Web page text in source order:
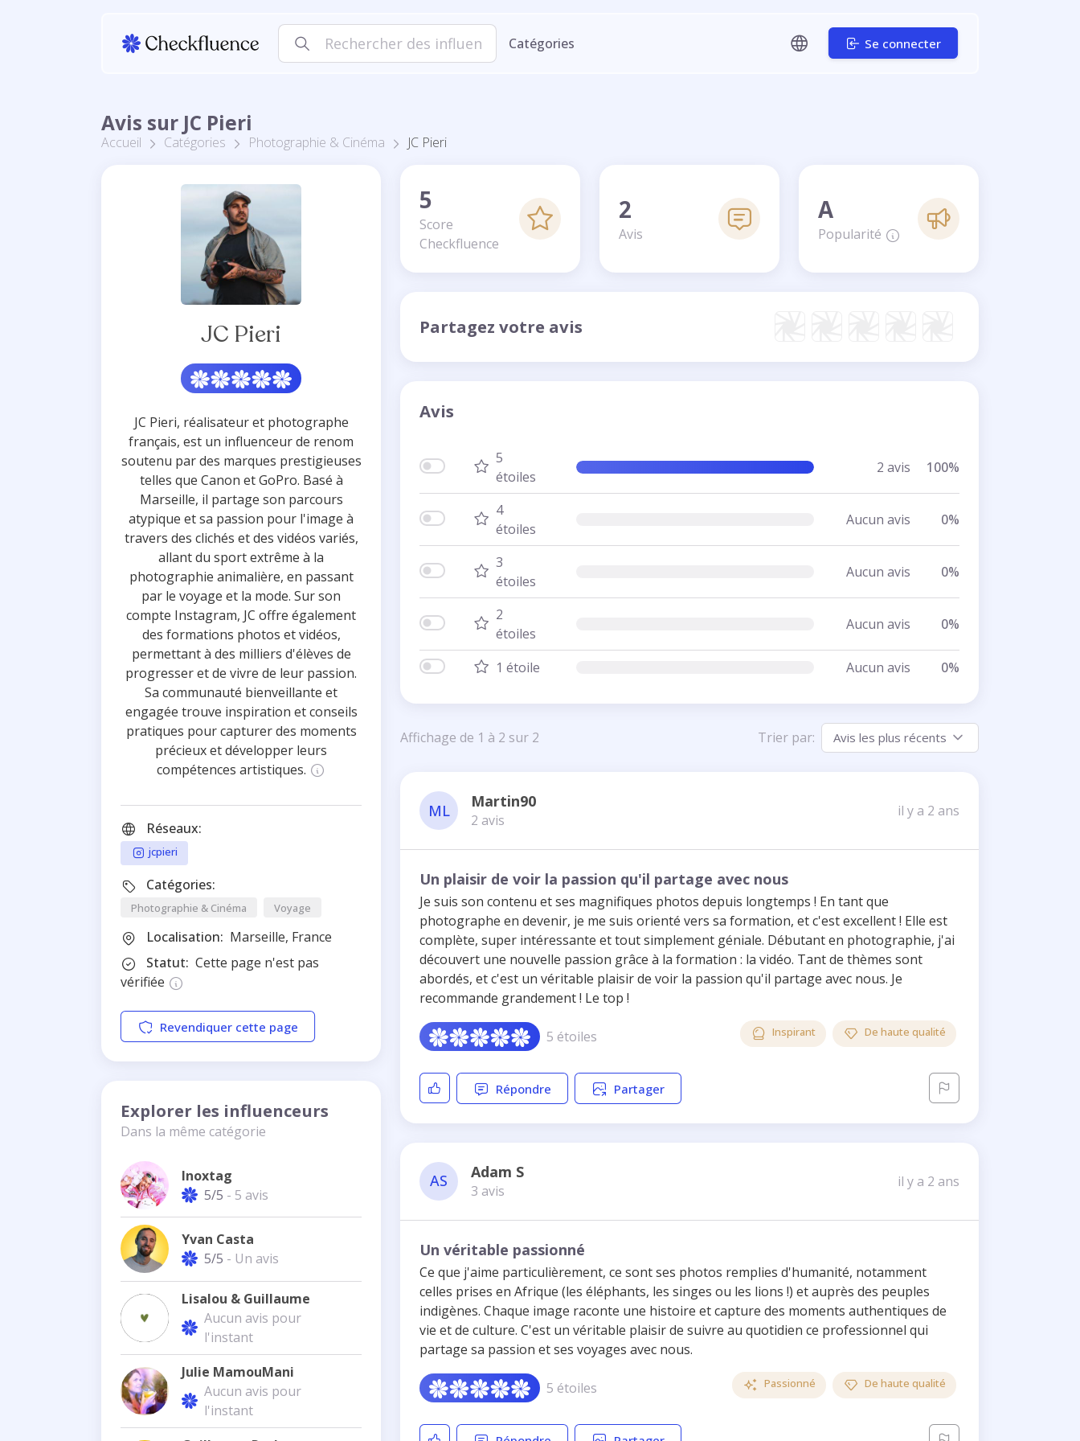
Catégories Se connecter
Avis sur JC Pieri
Accueil Catégories Photographie & Cinéma JC Pieri
JC Pieri
JC Pieri, réalisateur et photographe
français, est un influenceur de renom
soutenu par des marques prestigieuses
telles que Canon et GoPro. Basé à
Marseille, il partage son parcours
atypique et sa passion pour l'image à
travers des clichés et des vidéos variés,
allant du sport extrême à la
photographie animalière, en passant
par le voyage et la mode. Sur son
compte Instagram, JC offre également
des formations photos et vidéos,
permettant à des milliers d'élèves de
progresser et de vivre de leur passion.
Sa communauté bienveillante et
engagée trouve inspiration et conseils
pratiques pour capturer des moments
précieux et développer leurs
compétences artistiques.
Réseaux:
jcpieri
Catégories:
Photographie & Cinéma Voyage
Localisation: Marseille, France
Statut: Cette page n'est pas
vérifiée
Revendiquer cette page
Explorer les influenceurs
Dans la même catégorie
Inoxtag
5/5 - 5 avis
Yvan Casta
5/5 - Un avis
Lisalou & Guillaume
Aucun avis pour
l'instant
Julie MamouMani
Aucun avis pour
l'instant
5
Score
Checkfluence
2
Avis
A
Popularité
Partagez votre avis
Avis
5
étoiles
2 avis 100%
4
étoiles
Aucun avis 0%
3
étoiles
Aucun avis 0%
2
étoiles
Aucun avis 0%
1 étoile Aucun avis 0%
Affichage de 1 à 2 sur 2 Trier par:
ML Martin90
2 avis
il y a 2 ans
Un plaisir de voir la passion qu'il partage avec nous
Je suis son contenu et ses magnifiques photos depuis longtemps ! En tant que
photographe en devenir, je me suis orienté vers sa formation, et c'est excellent ! Elle est
complète, super intéressante et tout simplement géniale. Débutant en photographie, j'ai
découvert une nouvelle passion grâce à la formation : la vidéo. Tant de thèmes sont
abordés, et c'est un véritable plaisir de voir la passion qu'il partage avec nous. Je
recommande grandement ! Le top !
5 étoiles Inspirant De haute qualité
Répondre Partager
AS Adam S
3 avis
il y a 2 ans
Un véritable passionné
Ce que j'aime particulièrement, ce sont ses photos remplies d'humanité, notamment
celles prises en Afrique (les éléphants, les singes ou les lions !) et auprès des peuples
indigènes. Chaque image raconte une histoire et capture des moments authentiques de
vie et de culture. C'est un véritable plaisir de suivre au quotidien ce professionnel qui
partage sa passion et ses voyages avec nous.
5 étoiles Passionné De haute qualité